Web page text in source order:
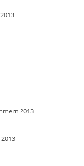
2013